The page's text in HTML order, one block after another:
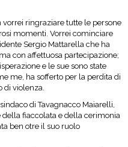
ringraziare tutte le persone
momenti. Vorrei cominciare
Sergio Mattarella che ha
con affettuosa partecipazione;
e le sue sono state
me, ha sofferto per la perdita di
di violenza.
di Tavagnacco Maiarelli,
della fiaccolata e della cerimonia
ben otre il suo ruolo